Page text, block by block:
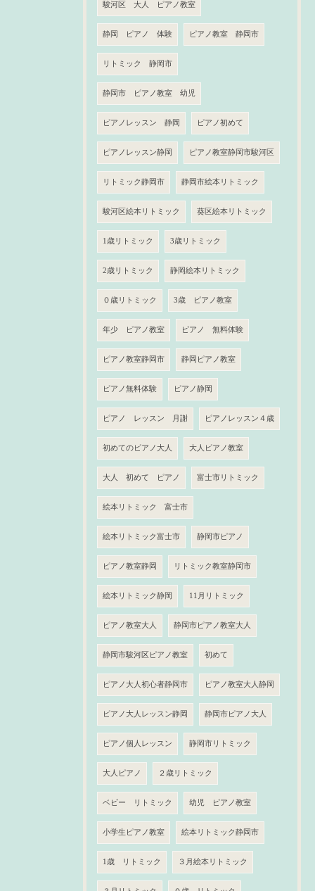
駿河区 大人 ピアノ教室
静岡 ピアノ 体験 ピアノ教室 静岡市
リトミック 静岡市
静岡市 ピアノ教室 幼児
ピアノレッスン 静岡 ピアノ初めて
ピアノレッスン静岡 ピアノ教室静岡市駿河区
リトミック静岡市 静岡市絵本リトミック
駿河区絵本リトミック 葵区絵本リトミック
1歳リトミック 3歳リトミック
2歳リトミック 静岡絵本リトミック
０歳リトミック 3歳 ピアノ教室
年少 ピアノ教室 ピアノ 無料体験
ピアノ教室静岡市 静岡ピアノ教室
ピアノ無料体験 ピアノ静岡
ピアノ レッスン 月謝 ピアノレッスン４歳
初めてのピアノ大人 大人ピアノ教室
大人 初めて ピアノ 富士市リトミック
絵本リトミック 富士市
絵本リトミック富士市 静岡市ピアノ
ピアノ教室静岡 リトミック教室静岡市
絵本リトミック静岡 11月リトミック
ピアノ教室大人 静岡市ピアノ教室大人
静岡市駿河区ピアノ教室 初めて
ピアノ大人初心者静岡市 ピアノ教室大人静岡
ピアノ大人レッスン静岡 静岡市ピアノ大人
ピアノ個人レッスン 静岡市リトミック
大人ピアノ ２歳リトミック
ベビー リトミック 幼児 ピアノ教室
小学生ピアノ教室 絵本リトミック静岡市
1歳 リトミック ３月絵本リトミック